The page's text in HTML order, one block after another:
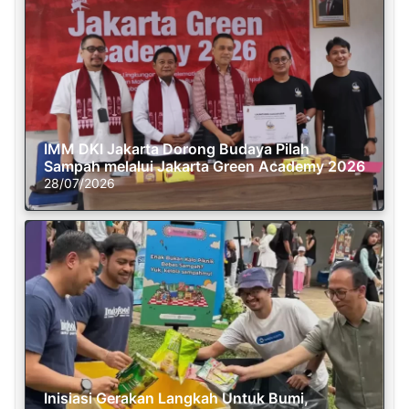
IMM DKI Jakarta Dorong Budaya Pilah
Sampah melalui Jakarta Green Academy 2026
28/07/2026
Inisiasi Gerakan Langkah Untuk Bumi,